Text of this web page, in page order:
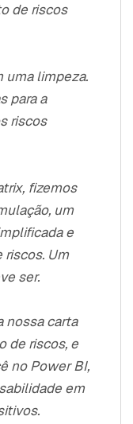
de riscos
uma limpeza.
para a
riscos
fizemos
um
e
Um
ser.
nossa carta
de riscos, e
no Power BI,
em